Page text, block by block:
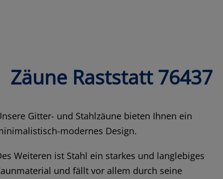
Zäune Raststatt 76437
Gitter- und Stahlzäune bieten Ihnen ein
modernes Design.
Weiteren ist Stahl ein starkes und langlebiges
und fällt vor allem durch seine